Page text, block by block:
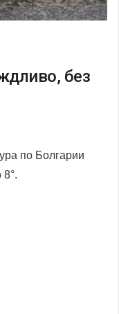
без
по Болгарии
8°.